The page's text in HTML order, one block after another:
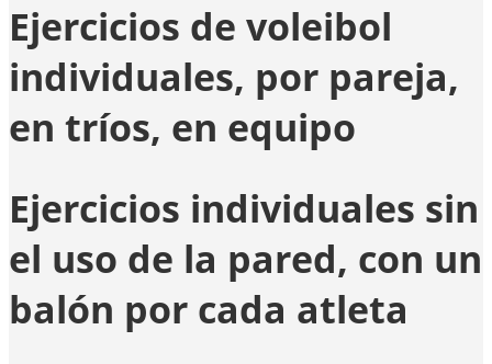
Ejercicios de voleibol
individuales, por pareja,
en tríos, en equipo
Ejercicios individuales sin
el uso de la pared, con un
balón por cada atleta